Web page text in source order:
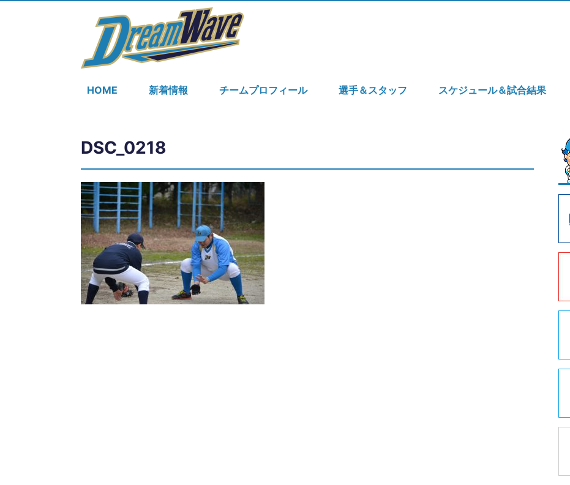
HOME 新着情報 チームプロフィール 選手＆スタッフ スケジュール＆試合結果
DSC_0218